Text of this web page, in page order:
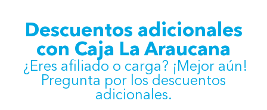
Descuentos adicionales
con Caja La Araucana
​ ¿Eres afiliado o carga? ¡Mejor aún!
Pregunta por los descuentos
adicionales.